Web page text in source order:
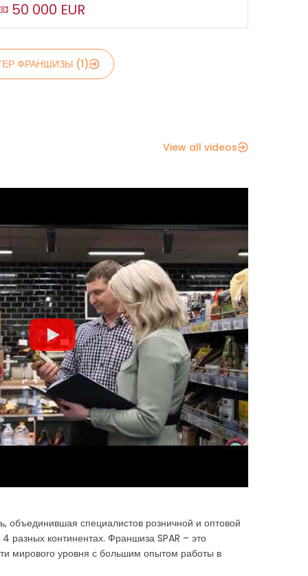
50 000 EUR
ФРАНШИЗЫ (1)
View all videos
объединившая специалистов розничной и оптовой
разных континентах. Франшиза SPAR – это
мирового уровня с большим опытом работы в